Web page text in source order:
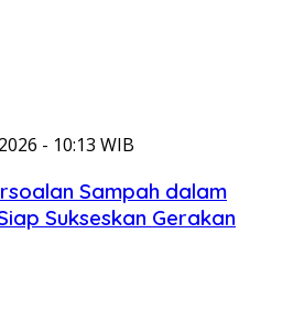
- 10:13 WIB
Sampah dalam
Sukseskan Gerakan